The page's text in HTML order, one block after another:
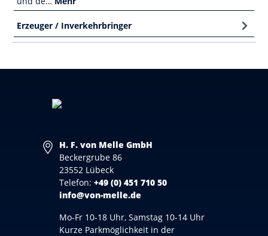
Erzeuger / Inverkehrbringer
H. F. von Melle GmbH
Beckergrube 86
23552 Lübeck
Telefon: +49 (0) 451 710 50
info@von-melle.de
Mo-Fr 10-18 Uhr, Samstag 10-14 Uhr
Kurze Parkmöglichkeit in der